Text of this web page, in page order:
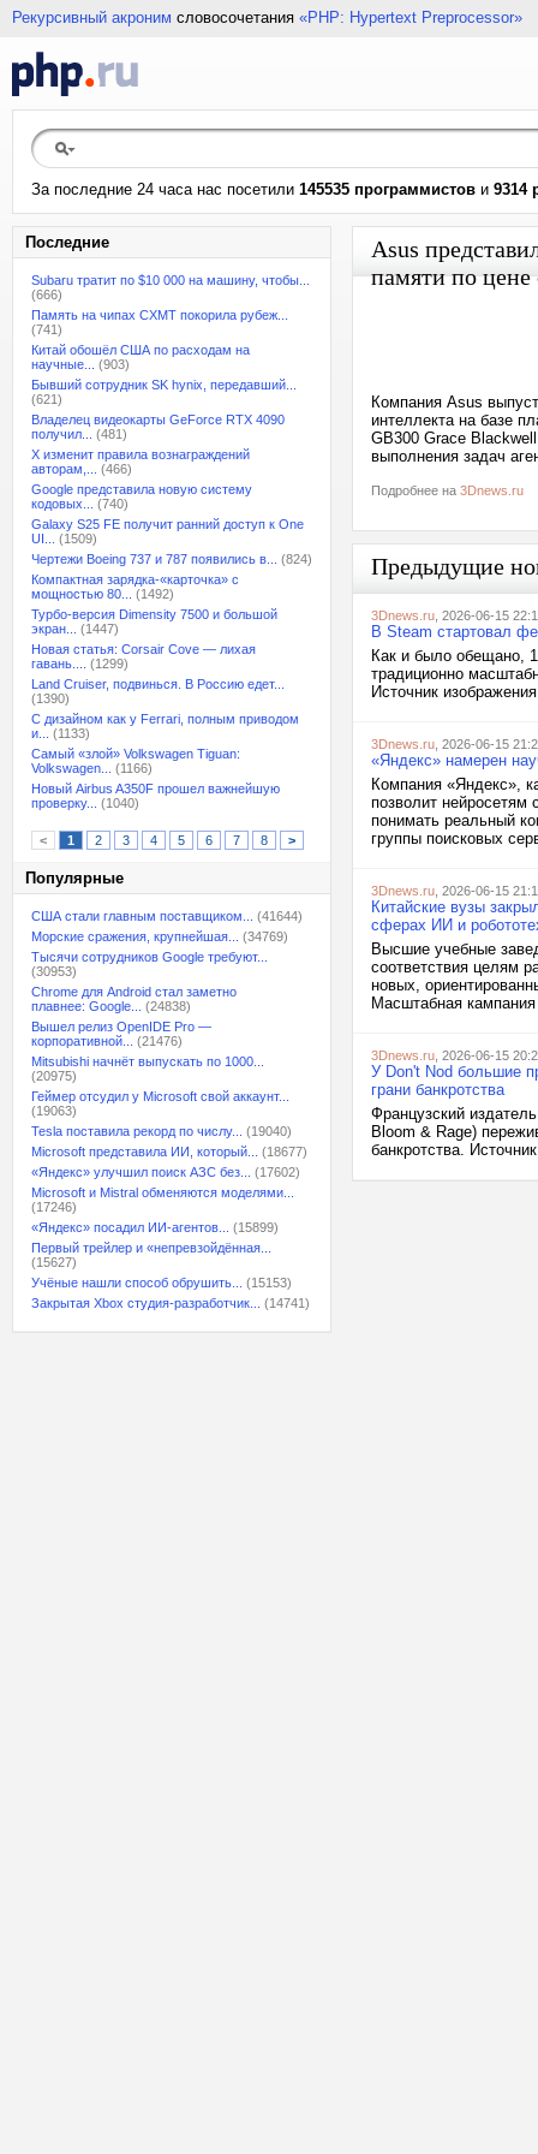
Рекурсивный акроним словосочетания «PHP: Hypertext Preprocessor»
За последние 24 часа нас посетили 145535 программистов и 9314
Последние
Subaru тратит по $10 000 на машину, чтобы...
(666)
Память на чипах CXMT покорила рубеж...
(741)
Китай обошёл США по расходам на
научные...
(903)
Бывший сотрудник SK hynix, передавший...
(621)
Владелец видеокарты GeForce RTX 4090
получил...
(481)
X изменит правила вознаграждений
авторам,...
(466)
Google представила новую систему
кодовых...
(740)
Galaxy S25 FE получит ранний доступ к One
UI...
(1509)
Чертежи Boeing 737 и 787 появились в...
(824)
Компактная зарядка-«карточка» с
мощностью 80...
(1492)
Турбо-версия Dimensity 7500 и большой
экран...
(1447)
Новая статья: Corsair Cove — лихая
гавань....
(1299)
Land Cruiser, подвинься. В Россию едет...
(1390)
С дизайном как у Ferrari, полным приводом
и...
(1133)
Самый «злой» Volkswagen Tiguan:
Volkswagen...
(1166)
Новый Airbus A350F прошел важнейшую
проверку...
(1040)
< 1 2 3 4 5 6 7 8 >
Популярные
США стали главным поставщиком...
(41644)
Морские сражения, крупнейшая...
(34769)
Тысячи сотрудников Google требуют...
(30953)
Chrome для Android стал заметно
плавнее: Google...
(24838)
Вышел релиз OpenIDE Pro —
корпоративной...
(21476)
Mitsubishi начнёт выпускать по 1000...
(20975)
Геймер отсудил у Microsoft свой аккаунт...
(19063)
Tesla поставила рекорд по числу...
(19040)
Microsoft представила ИИ, который...
(18677)
«Яндекс» улучшил поиск АЗС без...
(17602)
Microsoft и Mistral обменяются моделями...
(17246)
«Яндекс» посадил ИИ-агентов...
(15899)
Первый трейлер и «непревзойдённая...
(15627)
Учёные нашли способ обрушить...
(15153)
Закрытая Xbox студия-разработчик...
(14741)
Asus
памяти по
Компания Asus
интеллекта на базе
GB300 Grace
выполнения задач
Подробнее на 3Dnews.ru
Предыдущие
3Dnews.ru , 2026-06-15
В Steam стартовал
Как и было обещано,
традиционно
Источник
3Dnews.ru , 2026-06-15
«Яндекс» намерен
Компания «Яндекс»,
позволит нейросетям
понимать реальный
группы поисковых
3Dnews.ru , 2026-06-15
Китайские вузы
сферах ИИ и
Высшие учебные
соответствия целям
новых,
Масштабная
3Dnews.ru , 2026-06-15
У Don't Nod большие
грани банкротства
Французский
Bloom & Rage)
банкротства.